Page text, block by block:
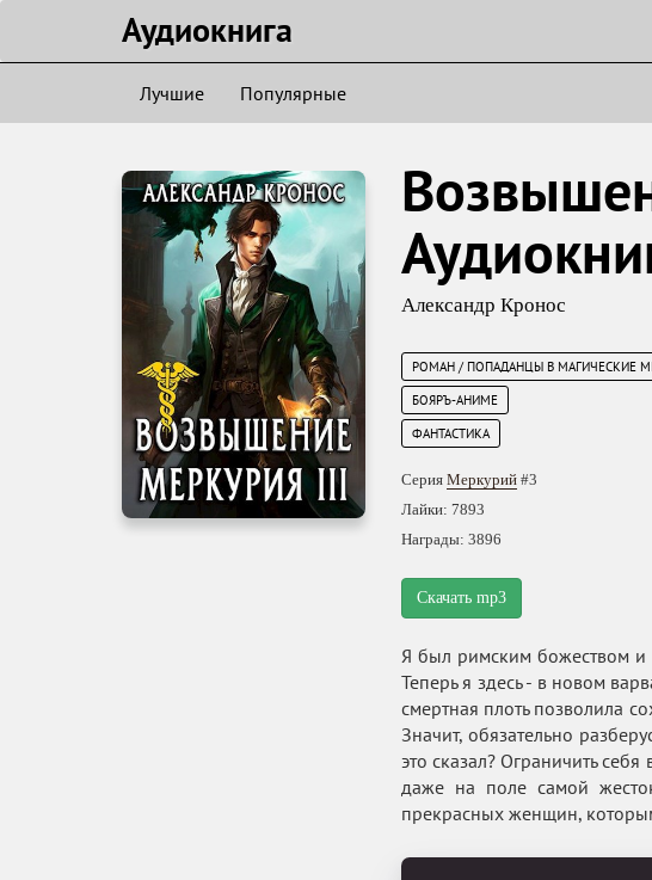
Аудиокнигa
Лучшие Популярные
Александр Кронос
РОМАН / ПОПАДАНЦЫ В МАГИЧЕСКИЕ
БОЯРЪ-АНИМЕ
ФАНТАСТИКА
Серия Меркурий #3
Лайки: 7893
Награды: 3896
Скачать mp3
Я был римским божеством и
Теперь я здесь - в новом
смертная плоть позволила
Значит, обязательно
это сказал? Ограничить
даже на поле самой
прекрасных женщин,